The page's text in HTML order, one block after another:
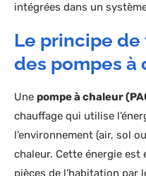
intégrées dans un
Le principe
des pompes à
Une pompe à chaleur
chauffage qui utilise
l’environnement (air, sol
chaleur. Cette énergie
pièces de l’habitation par